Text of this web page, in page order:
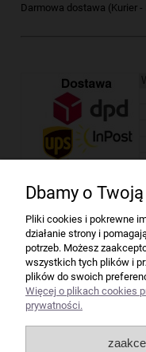
Darmowa dostawa (Kurier -
Dbamy o
Pliki cookies i pokrewne
działanie strony i
potrzeb. Możesz
wszystkich tych plików i
plików do swoich
Więcej o plikach cookies
prywatności.